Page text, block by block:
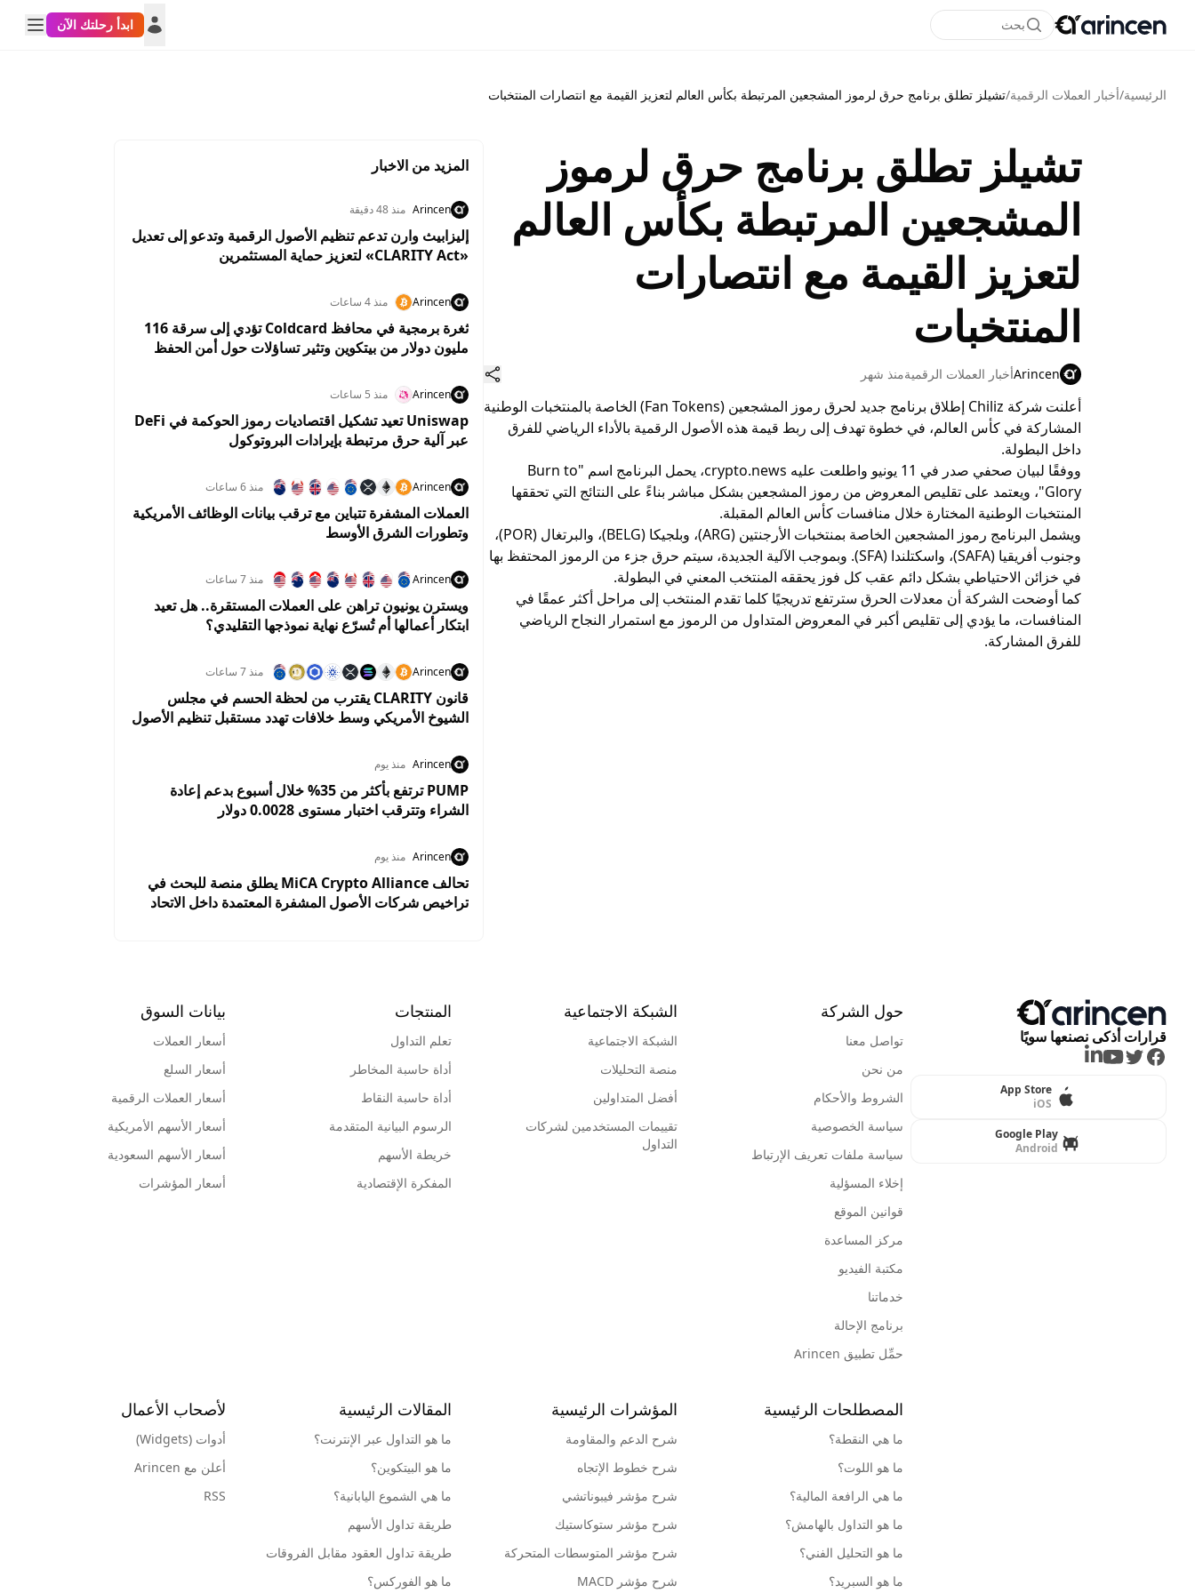
بحث ابدأ رحلتك الآن
الرئيسية/أخبار العملات الرقمية/تشيلز تطلق برنامج حرق لرموز المشجعين المرتبطة بكأس العالم لتعزيز القيمة مع انتصارات المنتخبات
تشيلز تطلق برنامج حرق لرموز
المشجعين المرتبطة بكأس العالم
لتعزيز القيمة مع انتصارات
المنتخبات
Arincenأخبار العملات الرقميةمنذ شهر
أعلنت شركة Chiliz إطلاق برنامج جديد لحرق رموز المشجعين (Fan Tokens) الخاصة بالمنتخبات الوطنية
المشاركة في كأس العالم، في خطوة تهدف إلى ربط قيمة هذه الأصول الرقمية بالأداء الرياضي للفرق
داخل البطولة.
ووفقًا لبيان صحفي صدر في 11 يونيو واطلعت عليه crypto.news، يحمل البرنامج اسم "Burn to
Glory"، ويعتمد على تقليص المعروض من رموز المشجعين بشكل مباشر بناءً على النتائج التي تحققها
المنتخبات الوطنية المختارة خلال منافسات كأس العالم المقبلة.
ويشمل البرنامج رموز المشجعين الخاصة بمنتخبات الأرجنتين (ARG)، وبلجيكا (BELG)، والبرتغال (POR)،
وجنوب أفريقيا (SAFA)، واسكتلندا (SFA). وبموجب الآلية الجديدة، سيتم حرق جزء من الرموز المحتفظ بها
في خزائن الاحتياطي بشكل دائم عقب كل فوز يحققه المنتخب المعني في البطولة.
كما أوضحت الشركة أن معدلات الحرق سترتفع تدريجيًا كلما تقدم المنتخب إلى مراحل أكثر عمقًا في
المنافسات، ما يؤدي إلى تقليص أكبر في المعروض المتداول من الرموز مع استمرار النجاح الرياضي
للفرق المشاركة.
المزيد من الاخبار
Arincen منذ 48 دقيقة
إليزابيث وارن تدعم تنظيم الأصول الرقمية وتدعو إلى تعديل
«CLARITY Act» لتعزيز حماية المستثمرين
Arincen منذ 4 ساعات
ثغرة برمجية في محافظ Coldcard تؤدي إلى سرقة 116
مليون دولار من بيتكوين وتثير تساؤلات حول أمن الحفظ
Arincen منذ 5 ساعات
Uniswap تعيد تشكيل اقتصاديات رموز الحوكمة في DeFi
عبر آلية حرق مرتبطة بإيرادات البروتوكول
Arincen منذ 6 ساعات
العملات المشفرة تتباين مع ترقب بيانات الوظائف الأمريكية
وتطورات الشرق الأوسط
Arincen منذ 7 ساعات
ويسترن يونيون تراهن على العملات المستقرة.. هل تعيد
ابتكار أعمالها أم تُسرّع نهاية نموذجها التقليدي؟
Arincen منذ 7 ساعات
قانون CLARITY يقترب من لحظة الحسم في مجلس
الشيوخ الأمريكي وسط خلافات تهدد مستقبل تنظيم الأصول
Arincen منذ يوم
PUMP ترتفع بأكثر من 35% خلال أسبوع بدعم إعادة
الشراء وتترقب اختبار مستوى 0.0028 دولار
Arincen منذ يوم
تحالف MiCA Crypto Alliance يطلق منصة للبحث في
تراخيص شركات الأصول المشفرة المعتمدة داخل الاتحاد
قرارات أذكى نصنعها سويًا
Facebook
Twitter
Youtube
LinkedIn
App Store
iOS
Google Play
Android
حول الشركة
تواصل معنا
من نحن
الشروط والأحكام
سياسة الخصوصية
سياسة ملفات تعريف الإرتباط
إخلاء المسؤلية
قوانين الموقع
مركز المساعدة
مكتبة الفيديو
خدماتنا
برنامج الإحالة
حمِّل تطبيق Arincen
الشبكة الاجتماعية
الشبكة الاجتماعية
منصة التحليلات
أفضل المتداولين
تقييمات المستخدمين لشركات
التداول
المنتجات
تعلم التداول
أداة حاسبة المخاطر
أداة حاسبة النقاط
الرسوم البيانية المتقدمة
خريطة الأسهم
المفكرة الإقتصادية
بيانات السوق
أسعار العملات
أسعار السلع
أسعار العملات الرقمية
أسعار الأسهم الأمريكية
أسعار الأسهم السعودية
أسعار المؤشرات
المصطلحات الرئيسية
ما هي النقطة؟
ما هو اللوت؟
ما هي الرافعة المالية؟
ما هو التداول بالهامش؟
ما هو التحليل الفني؟
ما هو السبريد؟
المؤشرات الرئيسية
شرح الدعم والمقاومة
شرح خطوط الإتجاه
شرح مؤشر فيبوناتشي
شرح مؤشر ستوكاستيك
شرح مؤشر المتوسطات المتحركة
شرح مؤشر MACD
المقالات الرئيسية
ما هو التداول عبر الإنترنت؟
ما هو البيتكوين؟
ما هي الشموع اليابانية؟
طريقة تداول الأسهم
طريقة تداول العقود مقابل الفروقات
ما هو الفوركس؟
لأصحاب الأعمال
أدوات (Widgets)
أعلن مع Arincen
RSS